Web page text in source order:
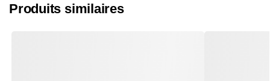
Produits similaires